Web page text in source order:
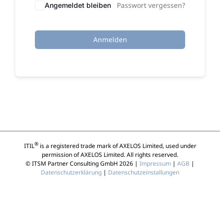
Angemeldet bleiben Passwort vergessen?
Anmelden
ITIL®is a registered trade mark of AXELOS Limited, used under
permission of AXELOS Limited. All rights reserved.
© ITSM Partner Consulting GmbH 2026 | Impressum | AGB |
Datenschutzerklärung | Datenschutzeinstallungen